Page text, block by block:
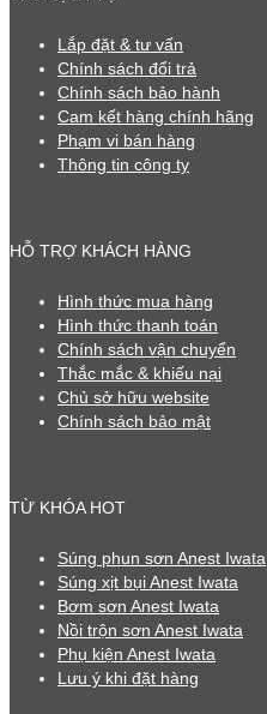
Lắp đặt & tư vấn
Chính sách đổi trả
Chính sách bảo hành
Cam kết hàng chính hãng
Phạm vi bán hàng
Thông tin công ty
HỖ TRỢ KHÁCH HÀNG
Hình thức mua hàng
Hình thức thanh toán
Chính sách vận chuyển
Thắc mắc & khiếu nại
Chủ sở hữu website
Chính sách bảo mật
TỪ KHÓA HOT
Súng phun sơn Anest Iwata
Súng xịt bụi Anest Iwata
Bơm sơn Anest Iwata
Nồi trộn sơn Anest Iwata
Phụ kiện Anest Iwata
Lưu ý khi đặt hàng